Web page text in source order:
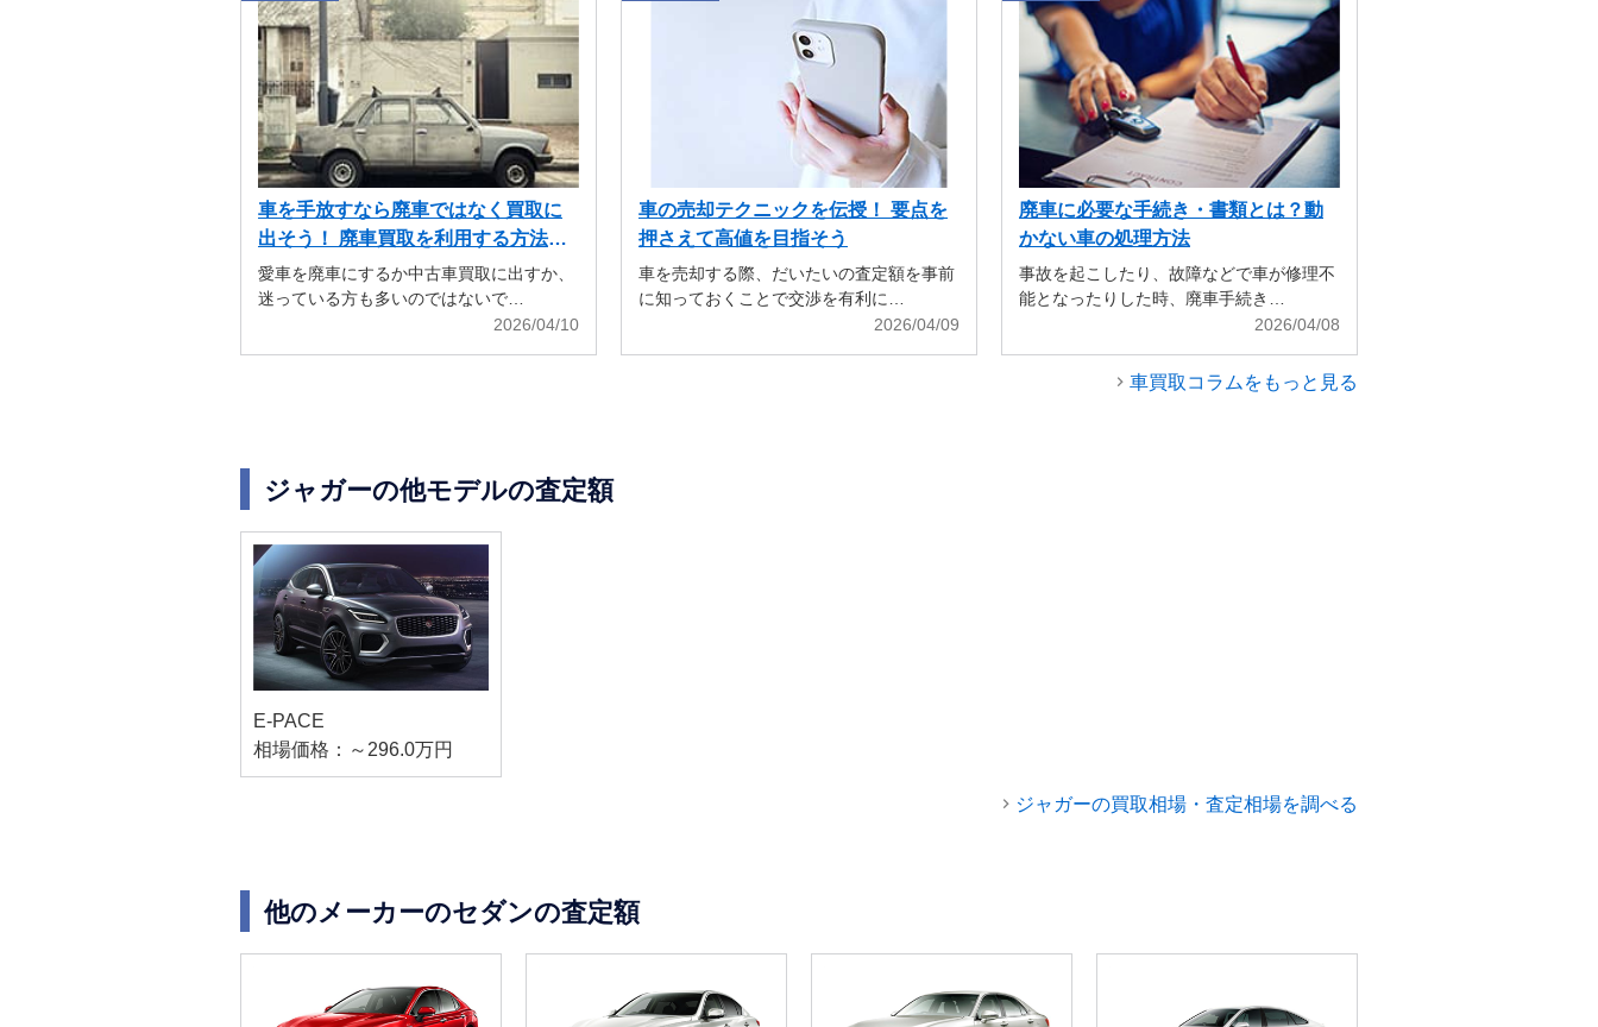
車を手放すなら廃車ではなく買取に
出そう！ 廃車買取を利用する方法も
解説
愛車を廃車にするか中古車買取に出すか、
迷っている方も多いのではないで…
2026/04/10
車の売却テクニックを伝授！ 要点を
押さえて高値を目指そう
車を売却する際、だいたいの査定額を事前
に知っておくことで交渉を有利に…
2026/04/09
廃車に必要な手続き・書類とは？動
かない車の処理方法
事故を起こしたり、故障などで車が修理不
能となったりした時、廃車手続き…
2026/04/08
車買取コラムをもっと見る
ジャガーの他モデルの査定額
E-PACE
相場価格：～296.0万円
ジャガーの買取相場・査定相場を調べる
他のメーカーのセダンの査定額